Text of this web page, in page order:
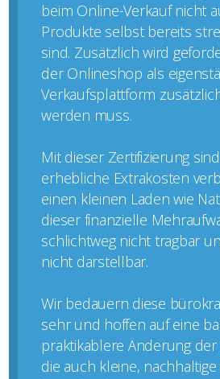
beim Online-Verkauf nicht
Produkte selbst bereits
sind. Zusätzlich wird
der Onlineshop als
Verkaufsplattform
werden muss.
Mit dieser Zertifizierung
erhebliche Extrakosten
einen kleinen Laden wie
dieser finanzielle
schlichtweg nicht tragbar
nicht darstellbar.
Wir bedauern diese
sehr und hoffen auf eine
praktikablere Änderung
die auch kleine,